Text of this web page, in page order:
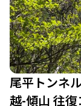
ことができます。
注意が必要です。 また、登山道には水場があり、縦走の幕営地と
しても利用される
も多く、登山後の
駅 原尻の滝」があ
だし、登山中は足
があるため、慎
が、時折急な登り
尾平トンネ
越-傾山 往復